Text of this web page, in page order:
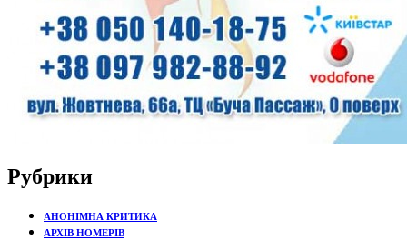
Рубрики
АНОНІМНА КРИТИКА
АРХІВ НОМЕРІВ